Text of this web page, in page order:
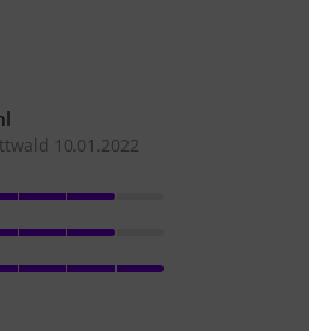
10.01.2022